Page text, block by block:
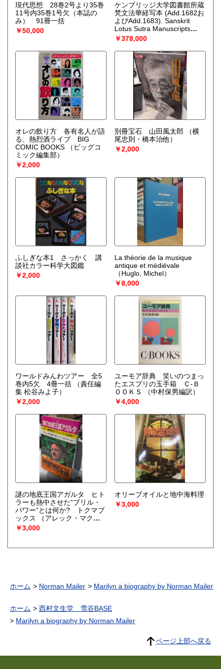
現代思想 28巻2号より35巻
11号内35巻1号欠（本誌の
み） 91冊一括
￥50,000
ケンブリッジ大学図書館所蔵
梵文法華経写本 (Add.1682お
よびAdd.1683). Sanskrit
Lotus Sutra Manuscripts
from Cambridge University
Library. 写真版, Facsimile
Edition. 法華経写本シリーズ4
￥378,000
オレの飲り方 各有名人が語
る、熱烈酒ライブ BIG
COMIC BOOKS
（ビッグコ
ミック編集部）
￥2,000
別冊宝石 山田風太郎
（横
尾忠則・橋本治他）
￥2,000
ふしぎな本1 さっかく 講
談社カラー科学大図鑑
￥2,000
La théorie de la musique
antique et médiévale
（Huglo, Michel）
￥8,000
ワールドみんわツアー 全5
巻内5欠 4冊一括
（責任編
集 松谷みよ子）
￥2,000
ユーモア辞典 笑いのつまっ
たエスプリの玉手箱 Ｃ-Ｂ
ＯＯＫＳ
（中村保男編訳）
￥4,000
謎の地底王国アガルタ ヒト
ラーも熱中させた“ブリル・
パワー”とは何か? トクマブ
ックス
（アレック・マクレ
ラン）
￥3,000
オリーブオイルと地中海料理
￥3,000
ホーム Norman Mailer Marilyn a biography by Norman Mailer
ホーム
西村文生堂 雪谷BASE
Marilyn a biography by Norman Mailer
ページ上部へ戻る